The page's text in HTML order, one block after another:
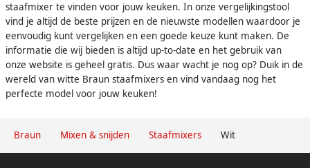
Braun Mixen & snijden Staafmixers Wit
staafmixer te vinden voor jouw keuken. In onze vergelijkingstool
vind je altijd de beste prijzen en de nieuwste modellen waardoor je
eenvoudig kunt vergelijken en een goede keuze kunt maken. De
informatie die wij bieden is altijd up-to-date en het gebruik van
onze website is geheel gratis. Dus waar wacht je nog op? Duik in de
wereld van witte Braun staafmixers en vind vandaag nog het
perfecte model voor jouw keuken!